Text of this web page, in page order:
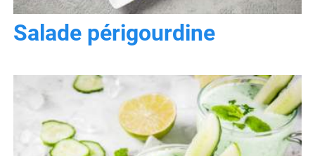
Salade périgourdine